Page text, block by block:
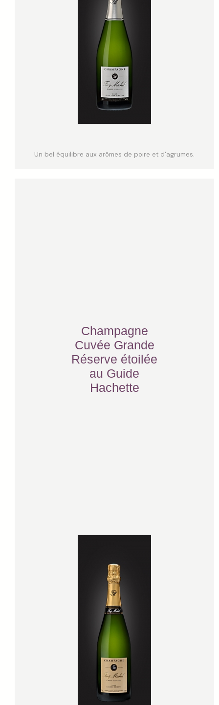
Un bel équilibre aux arômes de poire et d'agrumes.
Champagne
Cuvée Grande
Réserve étoilée
au Guide
Hachette